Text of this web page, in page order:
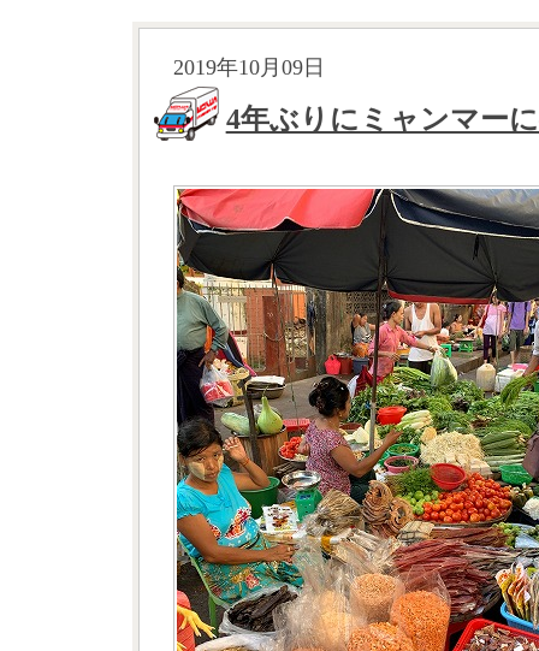
2019年10月09日
4年ぶりにミャンマー